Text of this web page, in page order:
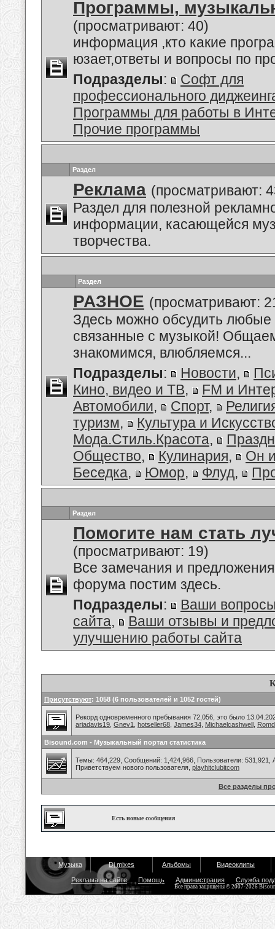
Программы,
(просматривают: 40)
информация ,кто какие
юзает,ответы и вопросы по
Подразделы:
Софт для
профессионального
Программы для работы в
Прочие программы
Раздел
Реклама (просматривают:
Раздел для полезной
информации, касающейся
творчества.
Раздел
РАЗНОЕ (просматривают:
Здесь можно обсудить
связанные с музыкой!
знакомимся, влюбляемся...
Подразделы: Новости,
Кино, видео и ТВ,
FM и
Автомобили, Спорт,
туризм,
Культура и
Мода.Стиль.Красота,
Общество, Кулинария,
Он
Беседка, Юмор, Флуд,
Раздел
Помогите нам стать
(просматривают: 19)
Все замечания и
форума постим здесь.
Подразделы:
Ваши
сайта,
Ваши отзывы и
улучшению работы сайта
Присутствуют: 1058 (6 пользователей и 1052 гостей)
Рекорд одновременного пребывания 72,056, это было
ariadavis19 Gnev1 hotseller68 James34 Michaelcashwell
Bisound.com - Музыкальный портал статистика
Темы: 464,229, Сообщений: 1,424,966, Пользователи: 531,921,
Приветствуем нового пользователя, playhitclubitcom
Все разделы
Есть новые сообщения
Музыка Dj mixes Альбомы Видеоклипы
Реклама на сайте Помощь Администрация Служба
Все права защищены © 2007-2026